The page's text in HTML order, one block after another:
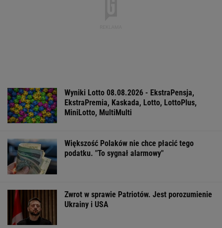
Wyniki Lotto 08.08.2026 - EkstraPensja,
EkstraPremia, Kaskada, Lotto, LottoPlus,
MiniLotto, MultiMulti
Większość Polaków nie chce płacić tego
podatku. "To sygnał alarmowy"
Zwrot w sprawie Patriotów. Jest porozumienie
Ukrainy i USA